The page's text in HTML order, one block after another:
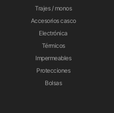
Trajes / monos
Accesorios casco
Electrónica
Térmicos
Impermeables
Protecciones
Bolsas